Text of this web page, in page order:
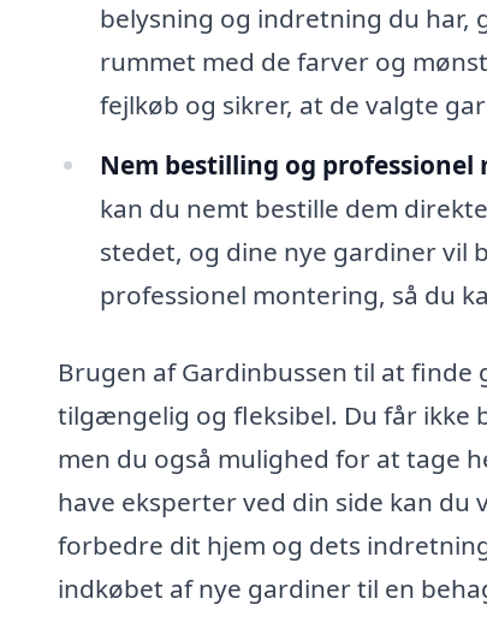
belysning og indretning du
rummet med de farver og
fejlkøb og sikrer, at de valgte
Nem bestilling og professionel
kan du nemt bestille dem
stedet, og dine nye gardiner vil
professionel montering, så du
Brugen af Gardinbussen til at finde
tilgængelig og fleksibel. Du får
men du også mulighed for at tage
have eksperter ved din side kan
forbedre dit hjem og dets
indkøbet af nye gardiner til en